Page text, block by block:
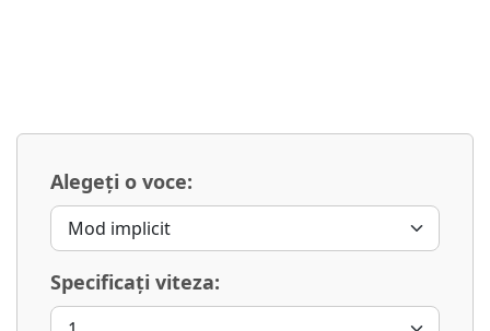
Alegeți o voce:
Specificați viteza: